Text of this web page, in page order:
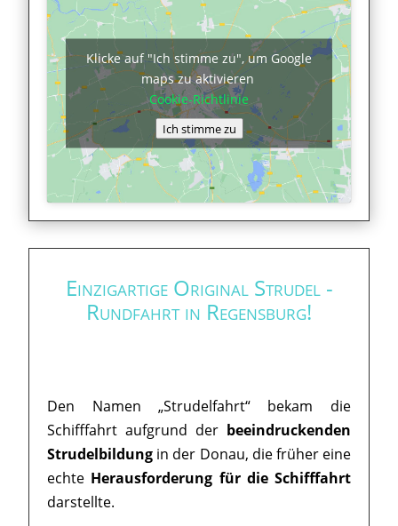
Klicke auf "Ich stimme zu", um Google
maps zu aktivieren
Cookie-Richtlinie
Ich stimme zu
Einzigartige Original Strudel -
Rundfahrt in Regensburg!
Den Namen „Strudelfahrt“ bekam die
Schifffahrt aufgrund der beeindruckenden
Strudelbildung in der Donau, die früher eine
echte Herausforderung für die Schifffahrt
darstellte.